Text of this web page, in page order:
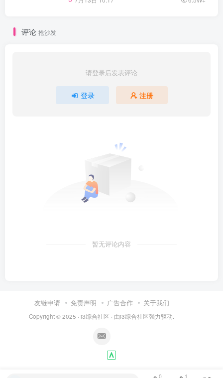
评论 抢沙发
请登录后发表评论
登录 注册
暂无评论内容
友链申请 免责声明 广告合作 关于我们
Copyright © 2025 · i3综合社区 · 由i3综合社区强力驱动.
0 1